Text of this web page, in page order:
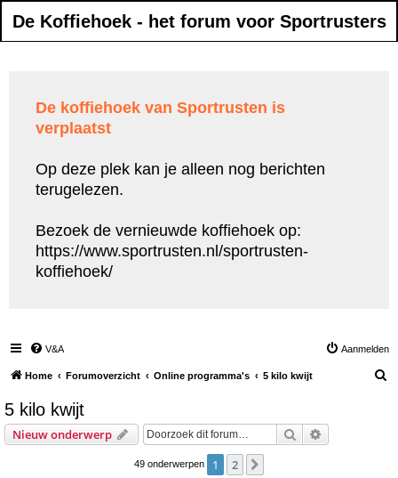
De Koffiehoek - het forum voor Sportrusters
De koffiehoek van Sportrusten is
verplaatst
Op deze plek kan je alleen nog berichten
terugelezen.
Bezoek de vernieuwde koffiehoek op:
https://www.sportrusten.nl/sportrusten-
koffiehoek/
V&A Aanmelden
Home Forumoverzicht Online programma's 5 kilo kwijt
5 kilo kwijt
Nieuw onderwerp Zoek
49 onderwerpen 1 2